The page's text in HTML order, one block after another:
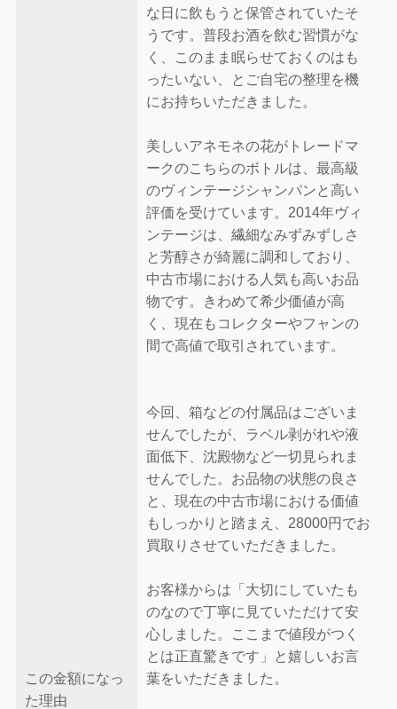
この金額になっ
た理由
な日に飲もうと保管されていたそ
うです。普段お酒を飲む習慣がな
く、このまま眠らせておくのはも
ったいない、とご自宅の整理を機
にお持ちいただきました。
美しいアネモネの花がトレードマ
ークのこちらのボトルは、最高級
のヴィンテージシャンパンと高い
評価を受けています。2014年ヴィ
ンテージは、繊細なみずみずしさ
と芳醇さが綺麗に調和しており、
中古市場における人気も高いお品
物です。きわめて希少価値が高
く、現在もコレクターやフャンの
間で高値で取引されています。
今回、箱などの付属品はございま
せんでしたが、ラベル剥がれや液
面低下、沈殿物など一切見られま
せんでした。お品物の状態の良さ
と、現在の中古市場における価値
もしっかりと踏まえ、28000円でお
買取りさせていただきました。
お客様からは「大切にしていたも
のなので丁寧に見ていただけて安
心しました。ここまで値段がつく
とは正直驚きです」と嬉しいお言
葉をいただきました。